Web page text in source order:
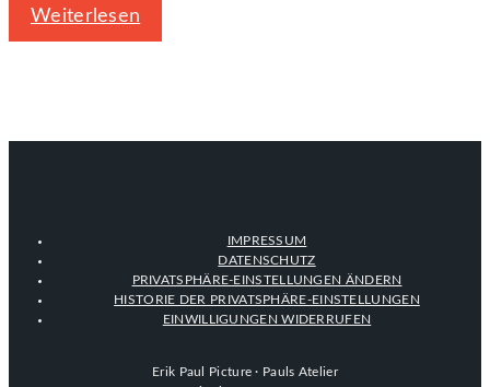
Weiterlesen
IMPRESSUM
DATENSCHUTZ
PRIVATSPHÄRE-EINSTELLUNGEN ÄNDERN
HISTORIE DER PRIVATSPHÄRE-EINSTELLUNGEN
EINWILLIGUNGEN WIDERRUFEN
Erik Paul Picture · Pauls Atelier